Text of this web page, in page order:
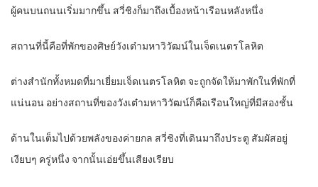
ผู้คนบนถนนเริ่มมากขึ้น สวี่ชิงก็มาถึงเบื้องหน้าเรือนหลังหนึ่ง
สถานที่นี้คือที่พักของศิษย์วังเต๋ามหาวิวัฒน์ในเจ็ดเนตรโลหิต
ต่างสำนักทั้งหมดที่มาเยี่ยมเจ็ดเนตรโลหิต จะถูกจัดให้มาพักในที่พักที่
แน่นอน อย่างสถานที่ของวังเต๋ามหาวิวัฒน์ก็คือเรือนใหญ่ที่มีสองชั้น
ด้านในเต็มไปด้วยพลังของค่ายกล สวี่ชิงที่เดินมาถึงประตู สัมผัสอยู่
เงียบๆ ครู่หนึ่ง จากนั้นเอ่ยขึ้นเสียงเรียบ